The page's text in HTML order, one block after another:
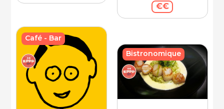
€€
Café - Bar
Bistronomique